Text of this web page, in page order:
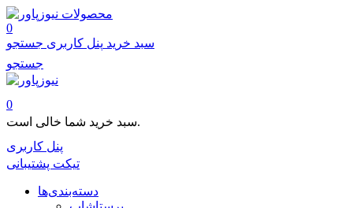
محصولات
0
سبد خرید پنل کاربری جستجو
جستجو
0
سبد خرید شما خالی است.
پنل کاربری
تیکت پشتیبانی
دسته‌بندی‌ها